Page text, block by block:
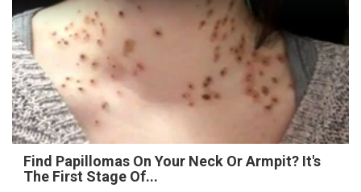
Find Papillomas On Your Neck Or Armpit? It's
The First Stage Of...